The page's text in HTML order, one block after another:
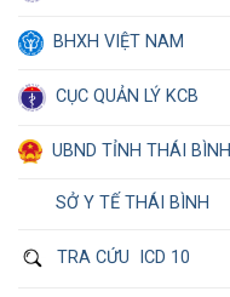
BHXH VIỆT NAM
CỤC QUẢN LÝ KCB
UBND TỈNH THÁI BÌNH
SỞ Y TẾ THÁI BÌNH
TRA CỨU ICD 10